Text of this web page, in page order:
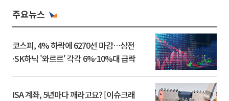
주요뉴스
코스피, 4% 하락에 6270선 마감…삼전
·SK하닉 '와르르' 각각 6%·10%대 급락
ISA 계좌, 5년마다 깨라고요? [이슈크래